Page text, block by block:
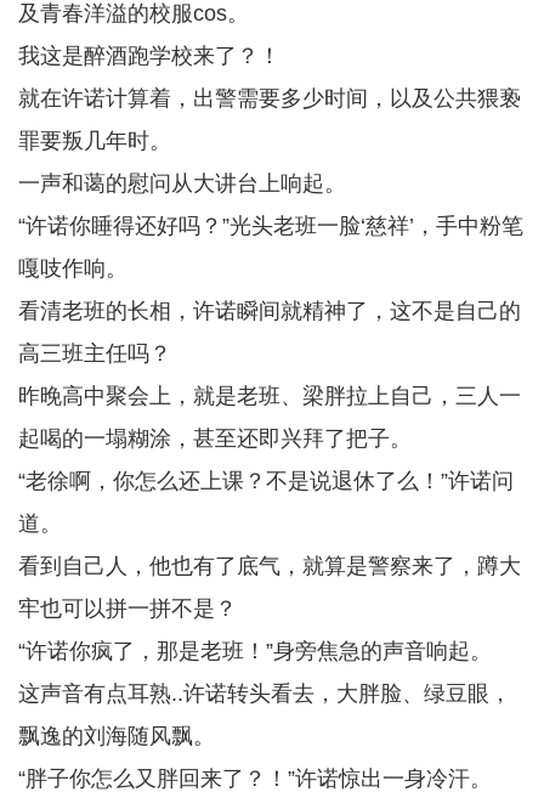
及青春洋溢的校服cos。
我这是醉酒跑学校来了？！
就在许诺计算着，出警需要多少时间，以及公共猥亵
罪要叛几年时。
一声和蔼的慰问从大讲台上响起。
“许诺你睡得还好吗？”光头老班一脸‘慈祥’，手中粉笔
嘎吱作响。
看清老班的长相，许诺瞬间就精神了，这不是自己的
高三班主任吗？
昨晚高中聚会上，就是老班、梁胖拉上自己，三人一
起喝的一塌糊涂，甚至还即兴拜了把子。
“老徐啊，你怎么还上课？不是说退休了么！”许诺问
道。
看到自己人，他也有了底气，就算是警察来了，蹲大
牢也可以拼一拼不是？
“许诺你疯了，那是老班！”身旁焦急的声音响起。
这声音有点耳熟..许诺转头看去，大胖脸、绿豆眼，
飘逸的刘海随风飘。
“胖子你怎么又胖回来了？！”许诺惊出一身冷汗。